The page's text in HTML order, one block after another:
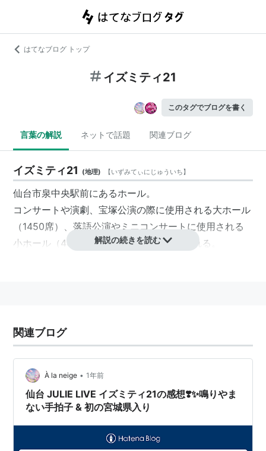
はてなブログ トップ
イズミティ21
このタグでブログを書く
言葉の解説 ネットで話題 関連ブログ
イズミティ21 (地理) 【いずみてぃにじゅういち】
仙台市泉中央駅前にあるホール。
コンサートや演劇、宝塚公演の際に使用される大ホール
（1450席）、落語公演やミニコンサートに使用される
小ホール（403席）、展示室等から構成される。
解説の続きを読む
関連ブログ
À la neige • 1年前
仙台 JULIE LIVE イズミティ21の感想❣️✨鳴りやま
ない手拍子 & 初の宮城県入り